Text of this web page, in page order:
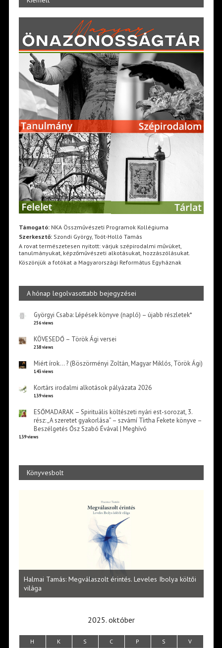
Támogató:NKA Összművészeti Programok Kollégiuma
Szerkesztő:Szondi György, Toót-Holló Tamás
A rovat természetesen nyitott: várjuk szépirodalmi művüket,
tanulmányukat, képzőművészeti alkotásukat, hozzászólásukat.
Köszönjük a fotókat a Magyarországi Református Egyháznak
A hónap legolvasottabb bejegyzései
Györgyi Csaba: Lépések könyve (napló) – újabb részletek*
256 views
KÖVESEDŐ – Török Ági versei
238 views
Miért írok… ? (Böszörményi Zoltán, Magyar Miklós, Török Ági)
143 views
Kortárs irodalmi alkotások pályázata 2026
139 views
ESŐMADARAK – Spirituális költészeti nyári est-sorozat, 3.
rész: „A szeretet gyakorlása” – szvámí Tírtha Fekete könyve –
Beszélgetés Ősz Szabó Évával | Meghívó
139 views
Könyvesbolt
Lakatos Fleisz Katalin: Vasárnap délután Sárszegen
2025. október
H K S C P S V